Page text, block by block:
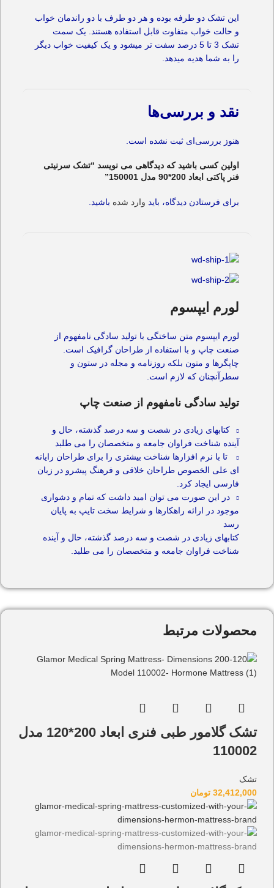
این تشک دو طرفه بوده و هر دو طرف با دو راندمان خواب
و حالت خواب متفاوت قابل استفاده هستند. یک سمت
تشک 3 تا 5 درصد سفت تر میشود و یک کیفیت خواب دیگر
را به شما هدیه میدهد.
نقد و بررسی‌ها
هنوز بررسی‌ای ثبت نشده است.
اولین کسی باشید که دیدگاهی می نویسد “تشک سرنیتی
فنر پاکتی ابعاد 200*90 مدل 150001”
برای فرستادن دیدگاه، باید وارد شده باشید.
لورم ایپسوم
لورم ایپسوم متن ساختگی با تولید سادگی نامفهوم از
صنعت چاپ و با استفاده از طراحان گرافیک است.
چاپگرها و متون بلکه روزنامه و مجله در ستون و
سطرآنچنان که لازم است.
تولید سادگی نامفهوم از صنعت چاپ
کتابهای زیادی در شصت و سه درصد گذشته، حال و
آینده شناخت فراوان جامعه و متخصصان را می طلبد
تا با نرم افزارها شناخت بیشتری را برای طراحان رایانه
ای علی الخصوص طراحان خلاقی و فرهنگ پیشرو در زبان
فارسی ایجاد کرد.
در این صورت می توان امید داشت که تمام و دشواری
موجود در ارائه راهکارها و شرایط سخت تایپ به پایان
رسد
کتابهای زیادی در شصت و سه درصد گذشته، حال و آینده
شناخت فراوان جامعه و متخصصان را می طلبد.
محصولات مرتبط
تشک گلامور طبی فنری ابعاد 200*120 مدل
110002
تشک
32,412,000 تومان